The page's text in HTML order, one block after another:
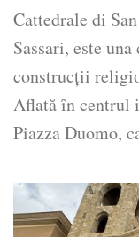
Cattedrale di
Sassari, este
construcții
Aflată în centrul
Piazza Duomo,